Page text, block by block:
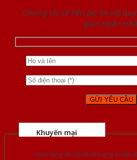
Chúng tôi sẽ liên lạc lại với
gian ngắn
Khuyến mại
Quà tặng đồ nội thất trang trí lên